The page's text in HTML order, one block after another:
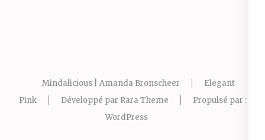
Mindalicious | Amanda Bronscheer
Elegant
Pink
Développé par Rara Theme
Propulsé par :
WordPress